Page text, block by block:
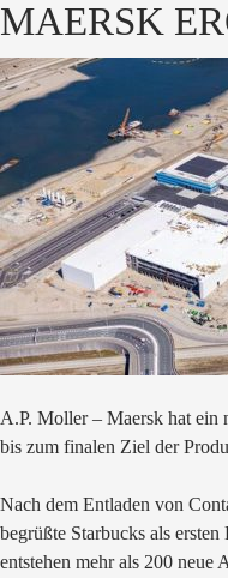
MAERSK
A.P. Moller – Maersk hat ein
bis zum finalen Ziel der
Nach dem Entladen von
begrüßte Starbucks als
entstehen mehr als 200 neue